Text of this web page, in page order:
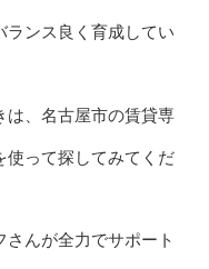
ランス良く育成してい
は、名古屋市の賃貸専
使って探してみてくだ
んが全力でサポート